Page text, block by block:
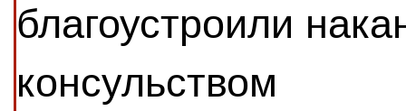
благоустроили
консульством